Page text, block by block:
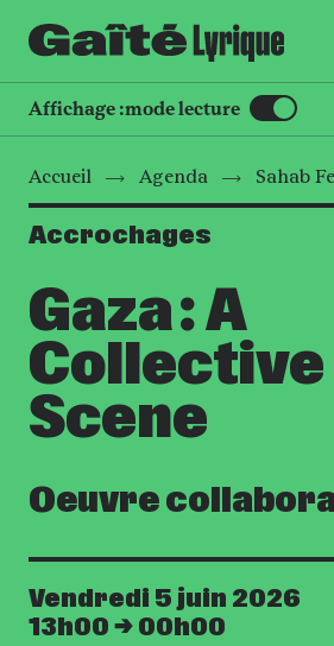
Affichage :mode lecture
Accueil Agenda Sahab
Gaza : A
Collective
Scene
Oeuvre
Accrochages
Date
Vendredi 5 juin 2026
13h00
00h00